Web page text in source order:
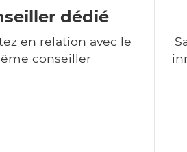
dédié
en relation avec le
conseiller